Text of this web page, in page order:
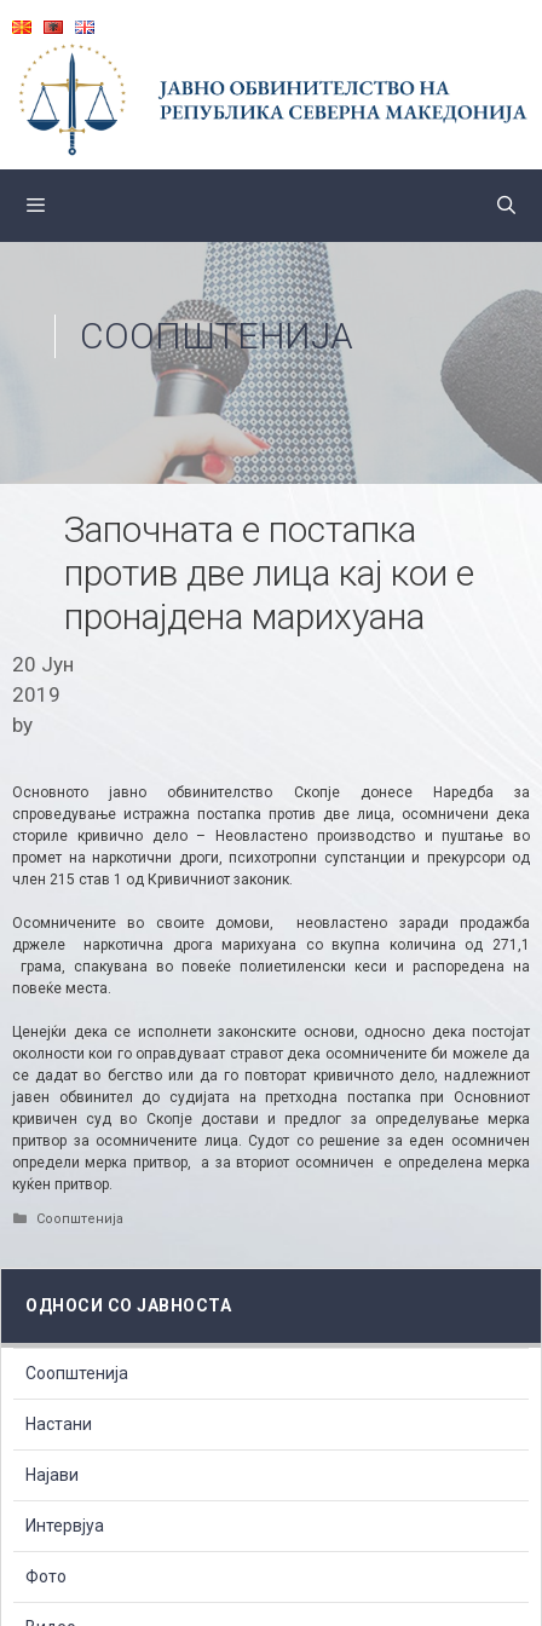
content
СООПШТЕНИЈА
Започната е постапка
против две лица кај кои е
пронајдена марихуана
20 Јун
2019
by
Основното јавно обвинителство Скопје донесе Наредба за
спроведување истражна постапка против две лица, осомничени дека
сториле кривично дело – Неовластено производство и пуштање во
промет на наркотични дроги, психотропни супстанции и прекурсори од
член 215 став 1 од Кривичниот законик.
Осомничените во своите домови, неовластено заради продажба
држеле наркотична дрога марихуана со вкупна количина од 271,1
грама, спакувана во повеќе полиетиленски кеси и распоредена на
повеќе места.
Ценејќи дека се исполнети законските основи, односно дека постојат
околности кои го оправдуваат стравот дека осомничените би можеле да
се дадат во бегство или да го повторат кривичното дело, надлежниот
јавен обвинител до судијата на претходна постапка при Основниот
кривичен суд во Скопје достави и предлог за определување мерка
притвор за осомничените лица. Судот со решение за еден осомничен
определи мерка притвор, а за вториот осомничен е определена мерка
куќен притвор.
Categories
Соопштенија
ОДНОСИ СО ЈАВНОСТА
Соопштенија
Настани
Најави
Интервјуа
Фото